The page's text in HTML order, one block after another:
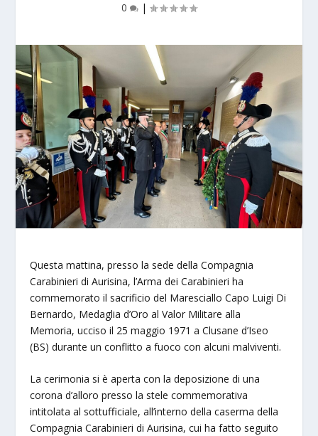
0
|
Questa mattina, presso la sede della Compagnia
Carabinieri di Aurisina, l’Arma dei Carabinieri ha
commemorato il sacrificio del Maresciallo Capo Luigi Di
Bernardo, Medaglia d’Oro al Valor Militare alla
Memoria, ucciso il 25 maggio 1971 a Clusane d’Iseo
(BS) durante un conflitto a fuoco con alcuni malviventi.
La cerimonia si è aperta con la deposizione di una
corona d’alloro presso la stele commemorativa
intitolata al sottufficiale, all’interno della caserma della
Compagnia Carabinieri di Aurisina, cui ha fatto seguito